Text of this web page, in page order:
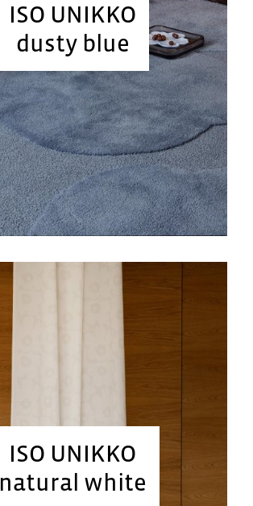
ISO UNIKKO
dusty blue
ISO UNIKKO
natural white